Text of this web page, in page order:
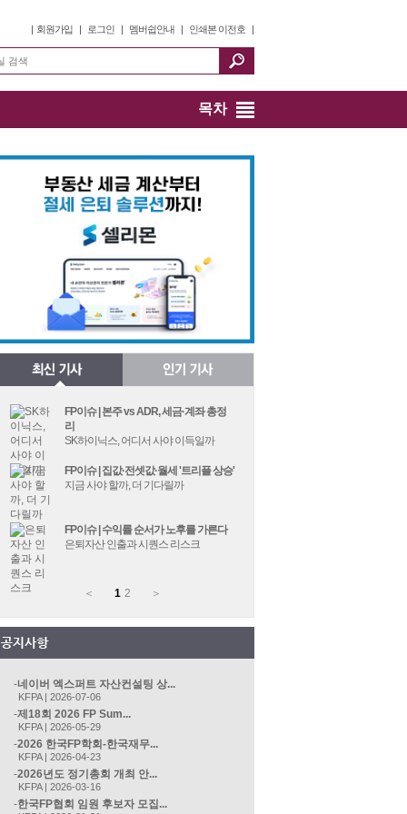
| 회원가입 | 로그인 | 멤버쉽안내 | 인쇄본 이전호 |
목차
FP이슈 | 본주 vs ADR, 세금·계좌 총정
리
SK하이닉스, 어디서 사야 이득일까
FP이슈 | 집값·전셋값·월세 '트리플 상승'
지금 사야 할까, 더 기다릴까
FP이슈 | 수익률 순서가 노후를 가른다
은퇴자산 인출과 시퀀스 리스크
＜ 1 2 ＞
네이버 엑스퍼트 자산컨설팅 상...
KFPA | 2026-07-06
제18회 2026 FP Sum...
KFPA | 2026-05-29
2026 한국FP학회-한국재무...
KFPA | 2026-04-23
2026년도 정기총회 개최 안...
KFPA | 2026-03-16
한국FP협회 임원 후보자 모집...